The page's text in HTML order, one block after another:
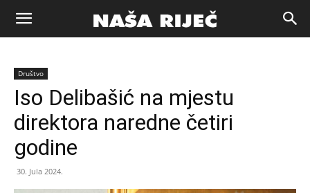
Naša
riječ
Društvo
Iso Delibašić na mjestu
direktora naredne četiri
godine
30. Jula 2024.